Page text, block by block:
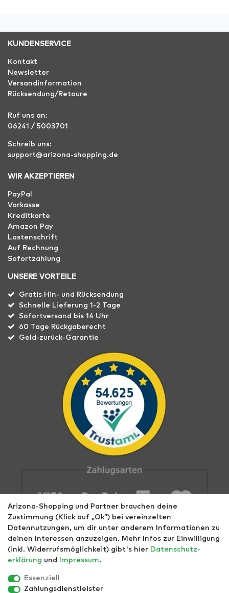
KUNDENSERVICE
Kontakt
Newsletter
Versandinformation
Rücksendung/Retoure
Ruf uns an:
06241 / 5003701
Schreib uns:
support@arizona-shopping.de
WIR AKZEPTIEREN
PayPal
Vorkasse
Kreditkarte
Amazon Pay
Lastenschrift
Auf Rechnung
Sofortzahlung
UNSERE VORTEILE
Gratis Hin- und Rücksendung
Schnelle Lieferung 1-2 Tage
Sofortversand bis 14 Uhr
60 Tage Rückgaberecht
Geld-zurück-Garantie
Impressum AGB Datenschutz
Arizona-Shopping und Partner brauchen deine
Zustimmung (Klick auf „Ok”) bei vereinzelten
Datennutzungen, um dir unter anderem Informationen zu
deinen Interessen anzuzeigen. Mehr Infos zur Einwilligung
(inkl. Widerrufsmöglichkeit) gibt's hier Daten­schutz­
erklärung und Impressum.
Essenziell
Zahlungsdienstleister